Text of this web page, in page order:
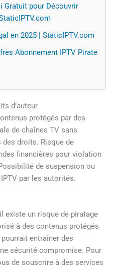
Gratuit pour Découvrir
en 2025 | StaticIPTV.com
Abonnement IPTV Pirate
d’auteur
protégés par des
de chaînes TV sans
droits. Risque de
financières pour violation
de suspension ou
IPTV par les autorités.
existe un risque de piratage
à des contenus protégés
entraîner des
sécurité compromise. Pour
de souscrire à des services